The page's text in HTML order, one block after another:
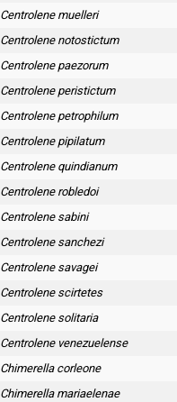
Centrolene muelleri
Centrolene notostictum
Centrolene paezorum
Centrolene peristictum
Centrolene petrophilum
Centrolene pipilatum
Centrolene quindianum
Centrolene robledoi
Centrolene sabini
Centrolene sanchezi
Centrolene savagei
Centrolene scirtetes
Centrolene solitaria
Centrolene venezuelense
Chimerella corleone
Chimerella mariaelenae